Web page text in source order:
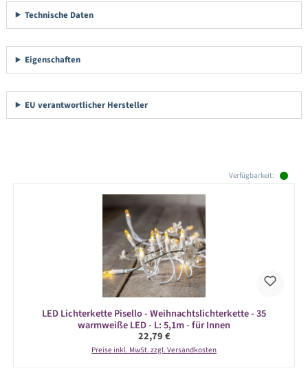
Technische Daten
Eigenschaften
EU verantwortlicher Hersteller
Verfügbarkeit:
LED Lichterkette Pisello - Weihnachtslichterkette - 35
warmweiße LED - L: 5,1m - für Innen
Regulärer Preis:
22,79 €
Preise inkl. MwSt. zzgl. Versandkosten